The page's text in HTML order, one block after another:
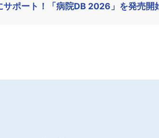
サポート！「病院DB 2026」を発売